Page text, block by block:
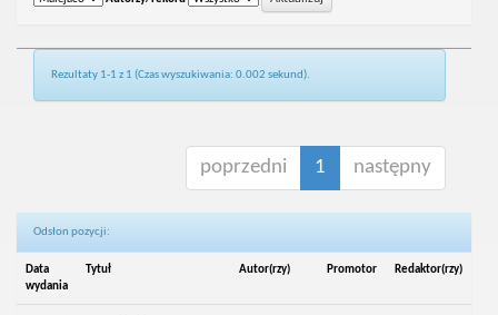
Rezultaty 1-1 z 1 (Czas wyszukiwania: 0.002 sekund).
poprzedni 1 następny
Odsłon pozycji:
Data
wydania
Tytuł Autor(rzy) Promotor Redaktor(rzy)